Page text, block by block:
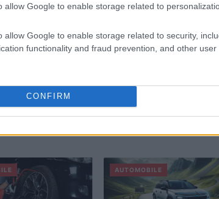
allow Google to enable storage related to
allow Google to enable storage related to security,
functionality and fraud prevention, and other user
CONFIRM
AUTOMOBILE